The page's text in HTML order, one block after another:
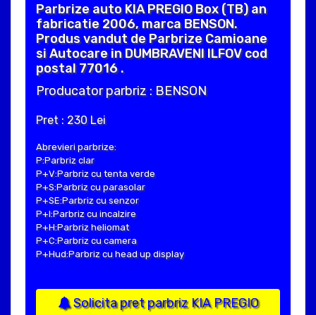
Parbrize auto KIA PREGIO Box (TB) an
fabricatie 2006, marca BENSON.
Produs vandut de Parbrize Camioane
si Autocare in DUMBRAVENI ILFOV cod
postal 77016 .
Producator parbriz : BENSON
Pret : 230 Lei
Abrevieri parbrize:
P:Parbriz clar
P+V:Parbriz cu tenta verde
P+S:Parbriz cu parasolar
P+SE:Parbriz cu senzor
P+I:Parbriz cu incalzire
P+H:Parbriz heliomat
P+C:Parbriz cu camera
P+Hud:Parbriz cu head up display
Solicita pret parbriz KIA PREGIO